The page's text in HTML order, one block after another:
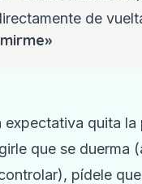
de
expectativa quita la
que se duerma
pídele